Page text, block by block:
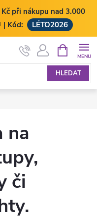
při nákupu nad 3.000
| Kód:
LÉTO2026
HLEDAT
NÁKUPNÍ
KOŠÍK
na
či